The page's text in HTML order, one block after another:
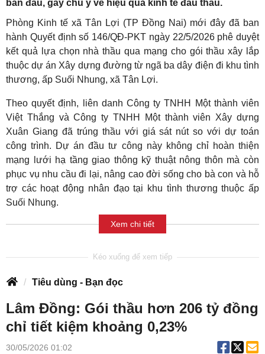
ban đầu, gây chú ý về hiệu quả kinh tế đấu thầu.
Phòng Kinh tế xã Tân Lợi (TP Đồng Nai) mới đây đã ban
hành Quyết định số 146/QĐ-PKT ngày 22/5/2026 phê duyệt
kết quả lựa chọn nhà thầu qua mạng cho gói thầu xây lắp
thuộc dự án Xây dựng đường từ ngã ba dây điện đi khu tình
thương, ấp Suối Nhung, xã Tân Lợi.
Theo quyết định, liên danh Công ty TNHH Một thành viên
Việt Thắng và Công ty TNHH Một thành viên Xây dựng
Xuân Giang đã trúng thầu với giá sát nút so với dự toán
công trình. Dự án đầu tư công này không chỉ hoàn thiện
mạng lưới hạ tầng giao thông kỹ thuật nông thôn mà còn
phục vụ nhu cầu đi lại, nâng cao đời sống cho bà con và hỗ
trợ các hoạt động nhân đạo tại khu tình thương thuộc ấp
Suối Nhung.
Xem chi tiết
Tiêu dùng - Bạn đọc
Lâm Đồng: Gói thầu hơn 206 tỷ đồng
chỉ tiết kiệm khoảng 0,23%
30/05/2026 01:02